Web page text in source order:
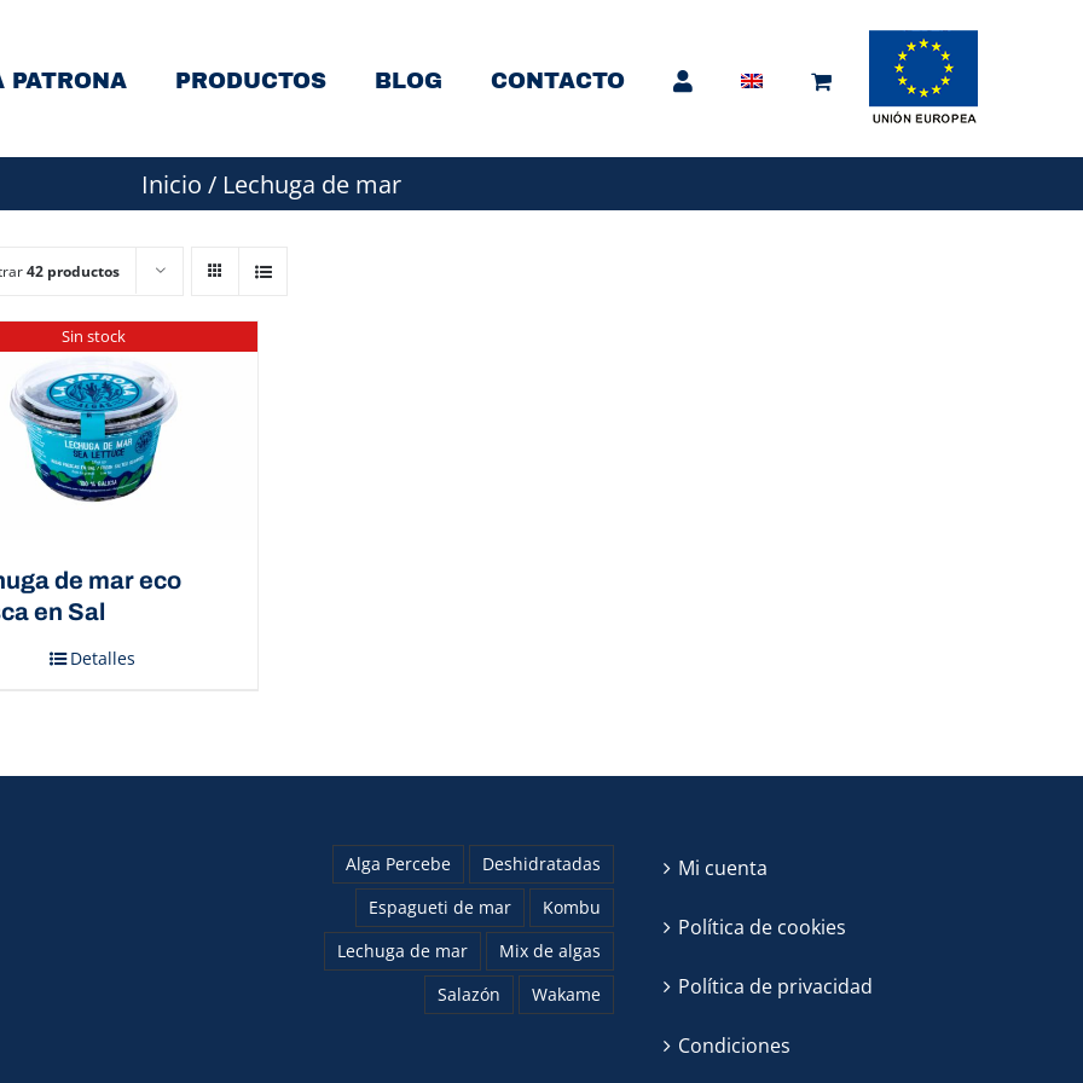
PATRONA PRODUCTOS BLOG CONTACTO
Inicio / Lechuga de mar
42 productos
Sin stock
de mar eco
en Sal
Detalles
Alga Percebe
Deshidratadas
Espagueti de mar
Kombu
Lechuga de mar
Mix de algas
Salazón
Wakame
Mi cuenta
Política de cookies
Política de privacidad
Condiciones